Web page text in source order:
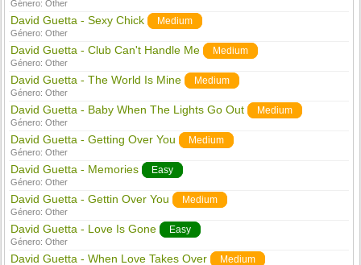
Género:Other
David Guetta - Sexy Chick Medium
Género:Other
David Guetta - Club Can't Handle Me Medium
Género:Other
David Guetta - The World Is Mine Medium
Género:Other
David Guetta - Baby When The Lights Go Out Medium
Género:Other
David Guetta - Getting Over You Medium
Género:Other
David Guetta - Memories Easy
Género:Other
David Guetta - Gettin Over You Medium
Género:Other
David Guetta - Love Is Gone Easy
Género:Other
David Guetta - When Love Takes Over Medium